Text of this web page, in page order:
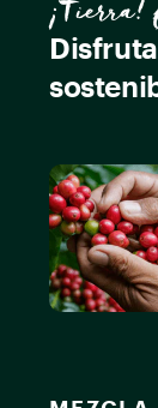
¡Tierra!